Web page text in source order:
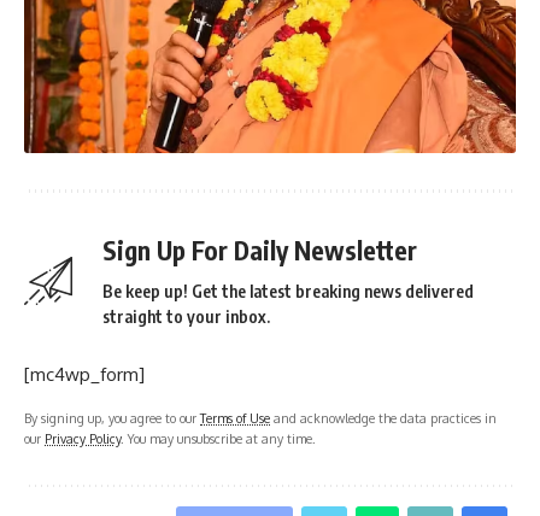
Sign Up For Daily Newsletter
Be keep up! Get the latest breaking news delivered
straight to your inbox.
[mc4wp_form]
By signing up, you agree to ourTerms of Use and acknowledge the data practices in
our Privacy Policy. You may unsubscribe at any time.